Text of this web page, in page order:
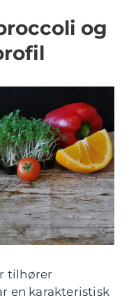
og
tilhører
en karakteristisk